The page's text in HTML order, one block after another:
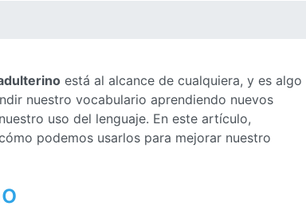
está al alcance de cualquiera, y es algo
nuestro vocabulario aprendiendo nuevos
uso del lenguaje. En este artículo,
podemos usarlos para mejorar nuestro